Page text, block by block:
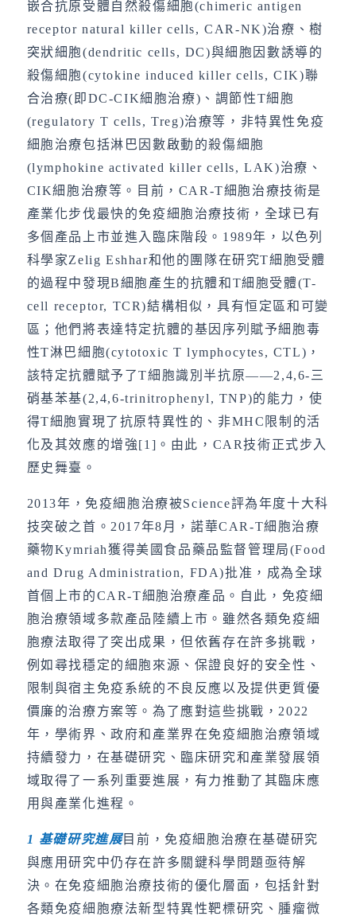
嵌合抗原受體自然殺傷細胞(chimeric antigen
receptor natural killer cells, CAR-NK)治療、樹
突狀細胞(dendritic cells, DC)與細胞因數誘導的
殺傷細胞(cytokine induced killer cells, CIK)聯
合治療(即DC-CIK細胞治療)、調節性T細胞
(regulatory T cells, Treg)治療等，非特異性免疫
細胞治療包括淋巴因數啟動的殺傷細胞
(lymphokine activated killer cells, LAK)治療、
CIK細胞治療等。目前，CAR-T細胞治療技術是
產業化步伐最快的免疫細胞治療技術，全球已有
多個產品上市並進入臨床階段。1989年，以色列
科學家Zelig Eshhar和他的團隊在研究T細胞受體
的過程中發現B細胞產生的抗體和T細胞受體(T-
cell receptor, TCR)結構相似，具有恒定區和可變
區；他們將表達特定抗體的基因序列賦予細胞毒
性T淋巴細胞(cytotoxic T lymphocytes, CTL)，
該特定抗體賦予了T細胞識別半抗原——2,4,6-三
硝基苯基(2,4,6-trinitrophenyl, TNP)的能力，使
得T細胞實現了抗原特異性的、非MHC限制的活
化及其效應的增強[1]。由此，CAR技術正式步入
歷史舞臺。
2013年，免疫細胞治療被Science評為年度十大科
技突破之首。2017年8月，諾華CAR-T細胞治療
藥物Kymriah獲得美國食品藥品監督管理局(Food
and Drug Administration, FDA)批准，成為全球
首個上市的CAR-T細胞治療產品。自此，免疫細
胞治療領域多款產品陸續上市。雖然各類免疫細
胞療法取得了突出成果，但依舊存在許多挑戰，
例如尋找穩定的細胞來源、保證良好的安全性、
限制與宿主免疫系統的不良反應以及提供更質優
價廉的治療方案等。為了應對這些挑戰，2022
年，學術界、政府和產業界在免疫細胞治療領域
持續發力，在基礎研究、臨床研究和產業發展領
域取得了一系列重要進展，有力推動了其臨床應
用與產業化進程。
1 基礎研究進展目前，免疫細胞治療在基礎研究
與應用研究中仍存在許多關鍵科學問題亟待解
決。在免疫細胞治療技術的優化層面，包括針對
各類免疫細胞療法新型特異性靶標研究、腫瘤微